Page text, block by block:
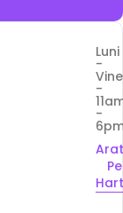
Luni
-
-
-
Pe